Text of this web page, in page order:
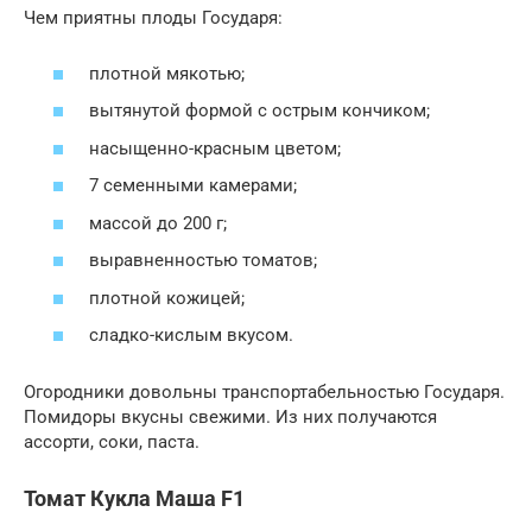
Чем приятны плоды Государя:
плотной мякотью;
вытянутой формой с острым кончиком;
насыщенно-красным цветом;
7 семенными камерами;
массой до 200 г;
выравненностью томатов;
плотной кожицей;
сладко-кислым вкусом.
Огородники довольны транспортабельностью Государя.
Помидоры вкусны свежими. Из них получаются
ассорти, соки, паста.
Томат Кукла Маша F1